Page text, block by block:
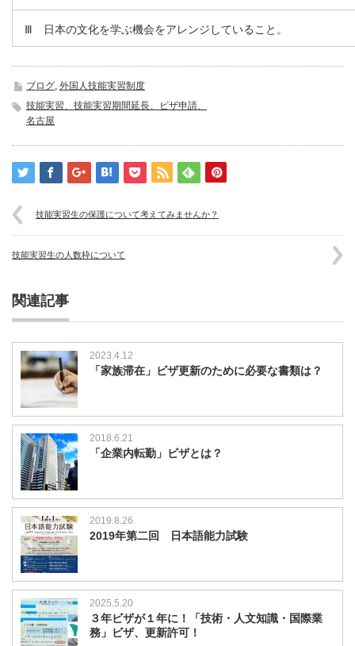
Ⅲ 日本の文化を学ぶ機会をアレンジしていること。
ブログ 外国人技能実習制度
技能実習、技能実習期間延長、ビザ申請、
名古屋
技能実習生の保護について考えてみませんか？
技能実習生の人数枠について
関連記事
2023.4.12
「家族滞在」ビザ更新のために必要な書類は？
2018.6.21
「企業内転勤」ビザとは？
2019.8.26
2019年第二回 日本語能力試験
2025.5.20
３年ビザが１年に！「技術・人文知識・国際業
務」ビザ、更新許可！